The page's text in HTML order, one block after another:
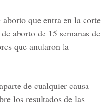
que entra en la corte
aborto de 15 semanas de
que anularon la
de cualquier causa
los resultados de las